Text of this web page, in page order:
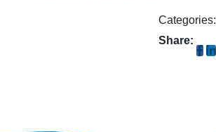
Categories:
Share: